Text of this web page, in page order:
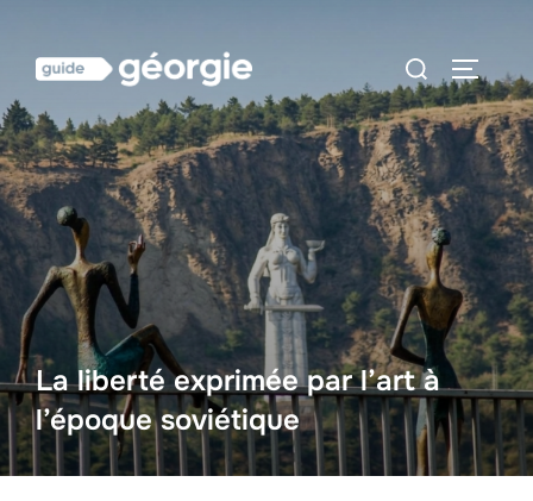
contenu
Rechercher :
La liberté exprimée par l’art à
l’époque soviétique